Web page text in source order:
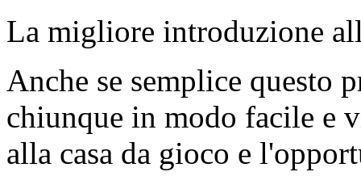
La migliore introduzione
Anche se semplice questo
chiunque in modo facile e
alla casa da gioco e